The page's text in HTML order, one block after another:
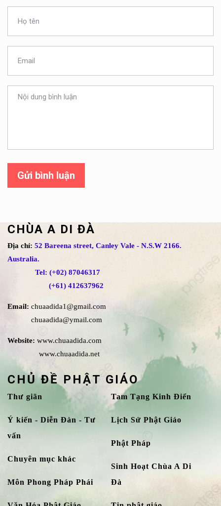
Gửi bình luận
CHÙA A DI ĐÀ
Địa chỉ: 52 Bareena street, Canley Vale - N.S.W 2166.
Australia.
Tel: (+02) 87046317
(+61) 412637962
Email: chuaadida1@gmail.com
chuaadida@ymail.com
Website: www.chuaadida.com
www.chuaadida.net
CHỦ ĐỀ PHẬT GIÁO
Thư giãn
Ý kiến - Diễn Đàn - Tư
vấn
Chuyên mục khác
Môn Phong Pháp Phái
Tam Tạng Kinh Điển
Lịch Sử Phật Giáo
Phật Pháp
Sinh Hoạt Chùa A Di
Đà